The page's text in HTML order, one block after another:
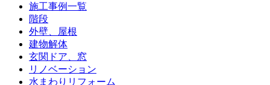
施工事例一覧
階段
外壁、屋根
建物解体
玄関ドア、窓
リノベーション
水まわりリフォーム